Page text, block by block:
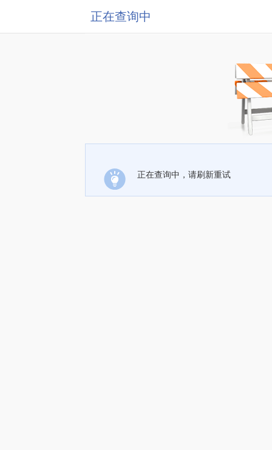
正在查询中
正在查询中，请刷新重试